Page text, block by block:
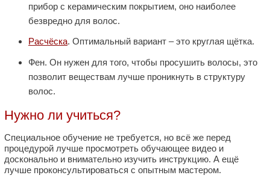
прибор с керамическим покрытием, оно наиболее
безвредно для волос.
Расчёска. Оптимальный вариант – это круглая щётка.
Фен. Он нужен для того, чтобы просушить волосы, это
позволит веществам лучше проникнуть в структуру
волос.
Нужно ли учиться?
Специальное обучение не требуется, но всё же перед
процедурой лучше просмотреть обучающее видео и
досконально и внимательно изучить инструкцию. А ещё
лучше проконсультироваться с опытным мастером.